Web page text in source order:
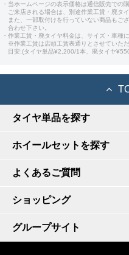
・当ホームページの表示価格は通信販売での
ご来店される場合は、別途作業工賃・廃タ
また、一部取付けを行っていない商品もご
合わせ下さい。
・作業工賃・廃タイヤ料金は、サイズ・車種
※作業工賃は店頭工賃表通りとさせていただ
目安:(タイヤ単品¥2,200/1本、廃タイヤ
タイヤ単品を探す
ホイールセットを探す
よくあるご質問
ショッピング
グループサイト